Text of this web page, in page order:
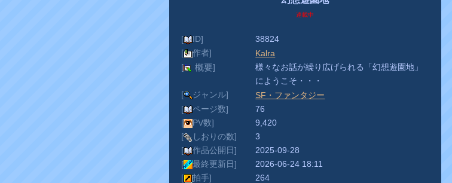
連載中
[ ID]
38824
[
作者]
Kalra
[
概要]
様々なお話が繰り広げられる「幻想遊園地」
にようこそ・・・
[
ジャンル]
SF・ファンタジー
[
ページ数]
76
[
PV数]
9,420
[
しおりの数]
3
[
作品公開日]
2025-09-28
[
最終更新日]
2026-06-24 18:11
[
拍手]
264